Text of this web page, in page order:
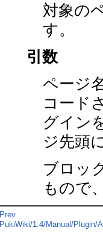
対象の
す。
引数
ページ
コード
グイン
ジ先頭
ブロッ
もので
Prev
PukiWiki/1.4/Manual/Plugin/